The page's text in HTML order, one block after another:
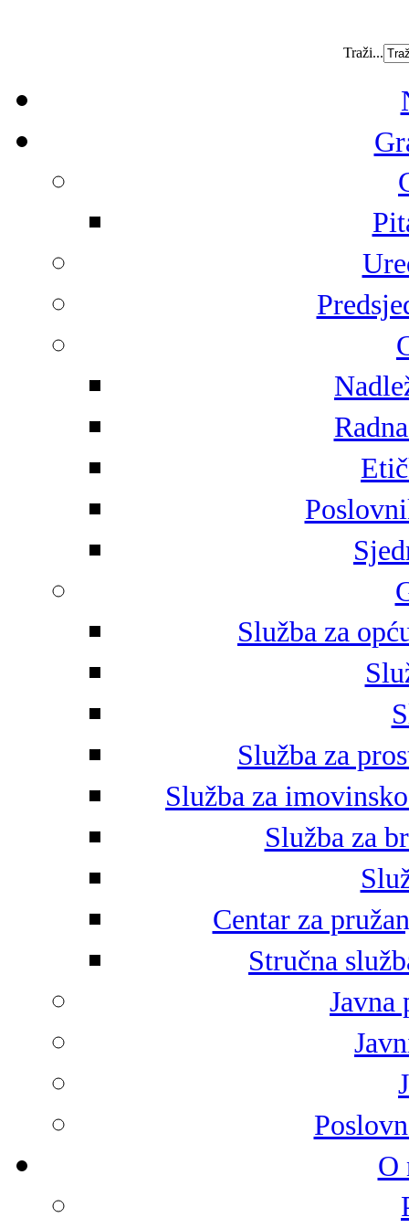
Traži...
Služba za
Služba za
Služba za
Služba za
Centar za
Stručna
Javna
O